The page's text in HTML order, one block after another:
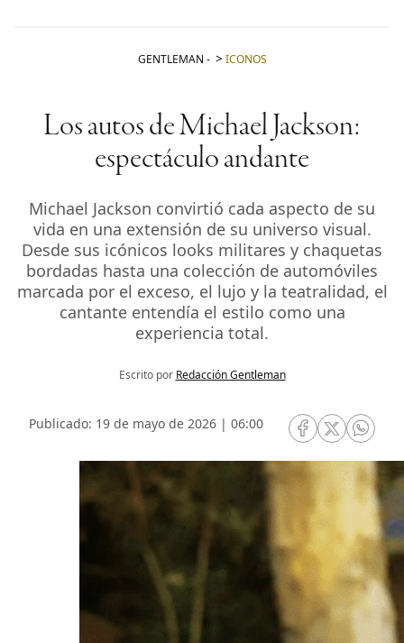
GENTLEMAN - ICONOS
Los autos de Michael Jackson:
espectáculo andante
Michael Jackson convirtió cada aspecto de su
vida en una extensión de su universo visual.
Desde sus icónicos looks militares y chaquetas
bordadas hasta una colección de automóviles
marcada por el exceso, el lujo y la teatralidad, el
cantante entendía el estilo como una
experiencia total.
Escrito por Redacción Gentleman
Publicado: 19 de mayo de 2026 | 06:00
RRSS Facebook
RRSSRRSS